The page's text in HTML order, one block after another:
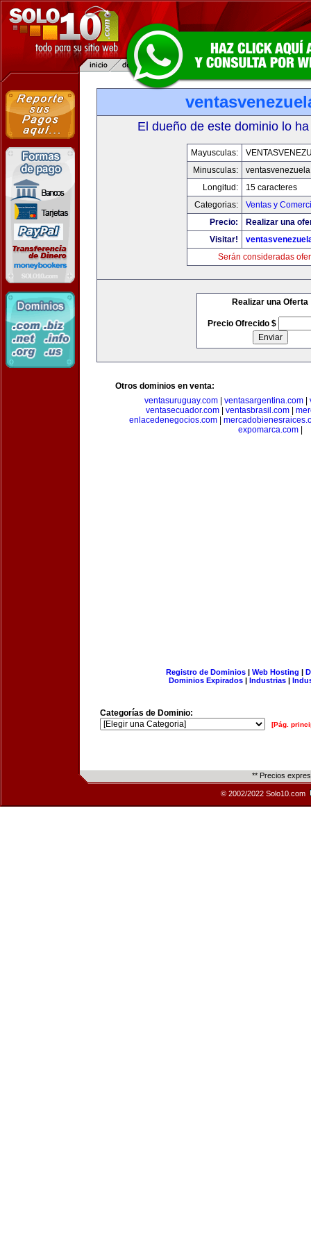
El dueño de este dominio lo
Mayusculas:
Minusculas:
Longitud:
15 caracteres
Categorias:
Ventas y
Precio:
Realizar una
Visitar!
Serán consideradas
Realizar una Oferta
Precio Ofrecido $
Otros dominios en venta:
ventasuruguay.com| ventasargentina.com|
ventasecuador.com| ventasbrasil.com|
enlacedenegocios.com|
expomarca.com|
Registro de Dominios| Web Hosting |
Dominios Expirados | Industrias |
Categorías de Dominio:
[Pág.
** Precios
© 2002/2022 Solo10.com